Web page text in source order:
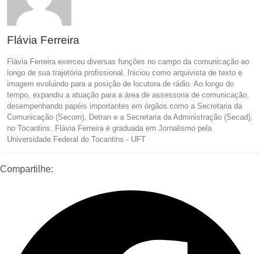
Flávia Ferreira
Flávia Ferreira exerceu diversas funções no campo da comunicação ao
longo de sua trajetória profissional. Iniciou como arquivista de texto e
imagem evoluindo para a posição de locutora de rádio. Ao longo do
tempo, expandiu a atuação para a área de assessoria de comunicação,
desempenhando papéis importantes em órgãos como a Secretaria da
Comunicação (Secom), Detran e a Secretaria da Administração (Secad),
no Tocantins. Flávia Ferreira é graduada em Jornalismo pela
Universidade Federal do Tocantins - UFT
Compartilhe: